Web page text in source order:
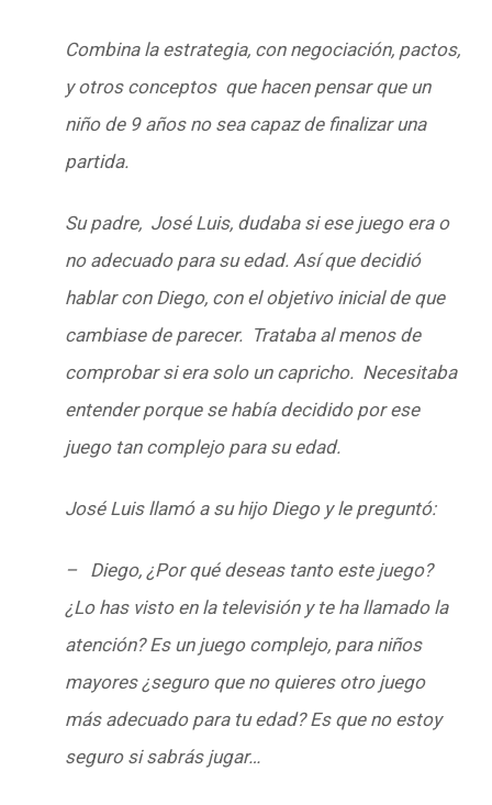
Combina la estrategia, con negociación, pactos,
y otros conceptos que hacen pensar que un
niño de 9 años no sea capaz de finalizar una
partida.
Su padre, José Luis, dudaba si ese juego era o
no adecuado para su edad. Así que decidió
hablar con Diego, con el objetivo inicial de que
cambiase de parecer. Trataba al menos de
comprobar si era solo un capricho. Necesitaba
entender porque se había decidido por ese
juego tan complejo para su edad.
José Luis llamó a su hijo Diego y le preguntó:
– Diego, ¿Por qué deseas tanto este juego?
¿Lo has visto en la televisión y te ha llamado la
atención? Es un juego complejo, para niños
mayores ¿seguro que no quieres otro juego
más adecuado para tu edad? Es que no estoy
seguro si sabrás jugar…